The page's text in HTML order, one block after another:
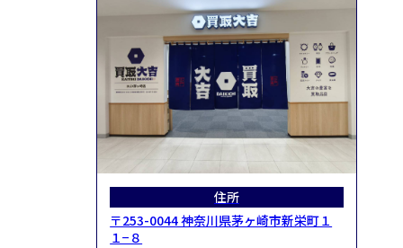
住所
〒253-0044 神奈川県茅ヶ崎市新栄町１
１−８